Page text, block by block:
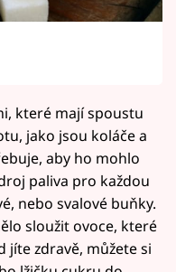
které mají spoustu
jako jsou koláče a
aby ho mohlo
paliva pro každou
nebo svalové buňky.
sloužit ovoce, které
jíte zdravě, můžete si